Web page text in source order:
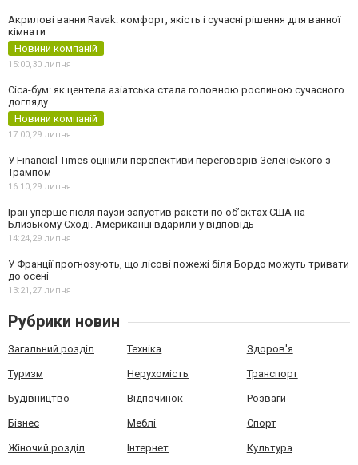
Акрилові ванни Ravak: комфорт, якість і сучасні рішення для ванної
кімнати
Новини компаній
15:00,30 липня
Cica-бум: як центела азіатська стала головною рослиною сучасного
догляду
Новини компаній
17:00,29 липня
У Financial Times оцінили перспективи переговорів Зеленського з
Трампом
16:10,29 липня
Іран уперше після паузи запустив ракети по обʼєктах США на
Близькому Сході. Американці вдарили у відповідь
14:24,29 липня
У Франції прогнозують, що лісові пожежі біля Бордо можуть тривати
до осені
13:21,27 липня
Рубрики новин
Загальний розділ Техніка Здоров'я
Туризм Нерухомість Транспорт
Будівництво Відпочинок Розваги
Бізнес Меблі Спорт
Жіночий розділ Інтернет Культура